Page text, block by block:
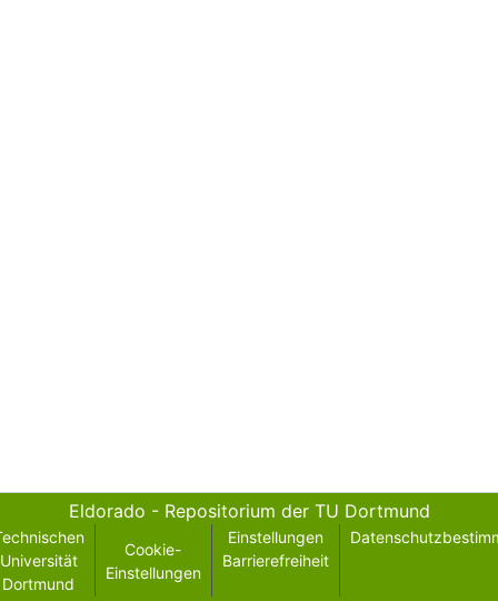
Eldorado - Repositorium der TU Dortmund
Universität
Dortmund
Cookie-
Einstellungen
Einstellungen
Barrierefreiheit